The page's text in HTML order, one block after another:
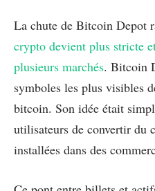
La chute de Bitcoin Depot
crypto devient plus stricte
plusieurs marchés. Bitcoin
symboles les plus visibles
bitcoin. Son idée était
utilisateurs de convertir du
installées dans des